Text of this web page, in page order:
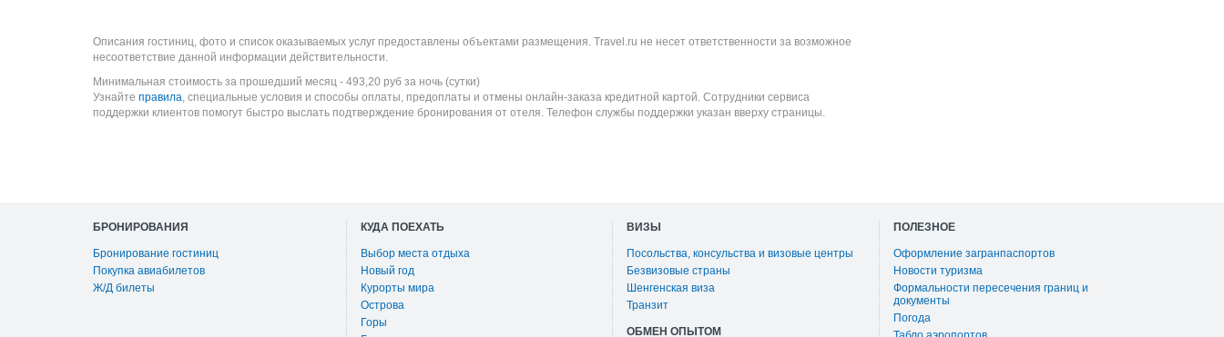
Описания гостиниц, фото и список оказываемых услуг предоставлены объектами размещения. Travel.ru не несет ответственности за возможное
несоответствие данной информации действительности.
Минимальная стоимость за прошедший месяц - 493,20 руб за ночь (сутки)
Узнайте правила, специальные условия и способы оплаты, предоплаты и отмены онлайн-заказа кредитной картой. Сотрудники сервиса
поддержки клиентов помогут быстро выслать подтверждение бронирования от отеля. Телефон службы поддержки указан вверху страницы.
БРОНИРОВАНИЯ
Бронирование гостиниц
Покупка авиабилетов
Ж/Д билеты
КУДА ПОЕХАТЬ
Выбор места отдыха
Новый год
Курорты мира
Острова
Горы
ВИЗЫ
Посольства, консульства и визовые центры
Безвизовые страны
Шенгенская виза
Транзит
ОБМЕН ОПЫТОМ
ПОЛЕЗНОЕ
Оформление загранпаспортов
Новости туризма
Формальности пересечения границ и
документы
Погода